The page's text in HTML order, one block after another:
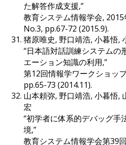
た解答作成支援,”
教育システム情報学会,
No.3, pp.67-72 (2015.9).
猪原唯史, 野口靖浩, 小暮悟,
“日本語対話訓練システムの
エーション知識の利用,”
第12回情報学ワークショッ
pp.65-73 (2014.11).
山本頼弥, 野口靖浩, 小暮悟,
宏
“初学者に体系的デバッグ手
境,”
教育システム情報学会第39